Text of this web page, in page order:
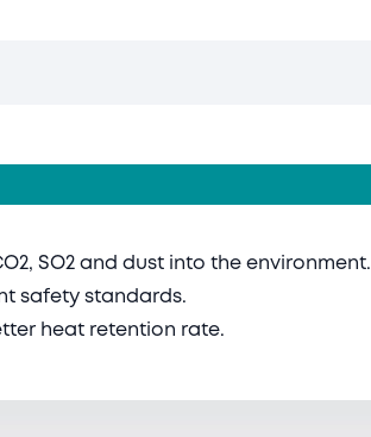
SO2 and dust into the environment.
safety standards.
heat retention rate.